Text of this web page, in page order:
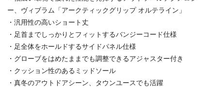
ー、ヴィブラム「アークティックグリップ オルテライン」
・汎用性の高いショート丈
・足首までしっかりとフィットするバンジーコード仕様
・足全体をホールドするサイドパネル仕様
・グローブをはめたままでも調整できるアジャスター付き
・クッション性のあるミッドソール
・真冬のアウトドアシーン、タウンユースでも活躍